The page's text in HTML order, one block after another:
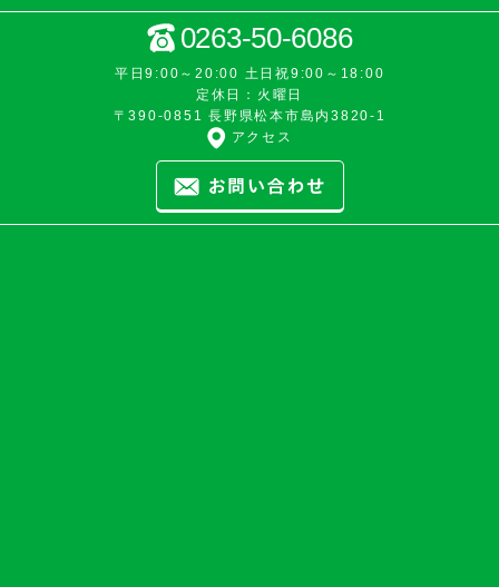
0263-50-6086
平日9:00～20:00 土日祝9:00～18:00
定休日：火曜日
〒390-0851 長野県松本市島内3820-1
アクセス